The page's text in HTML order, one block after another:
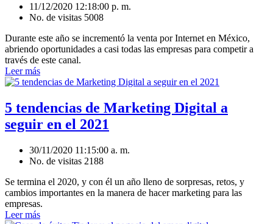
11/12/2020 12:18:00 p. m.
No. de visitas 5008
Durante este año se incrementó la venta por Internet en México,
abriendo oportunidades a casi todas las empresas para competir a
través de este canal.
Leer más
5 tendencias de Marketing Digital a
seguir en el 2021
30/11/2020 11:15:00 a. m.
No. de visitas 2188
Se termina el 2020, y con él un año lleno de sorpresas, retos, y
cambios importantes en la manera de hacer marketing para las
empresas.
Leer más